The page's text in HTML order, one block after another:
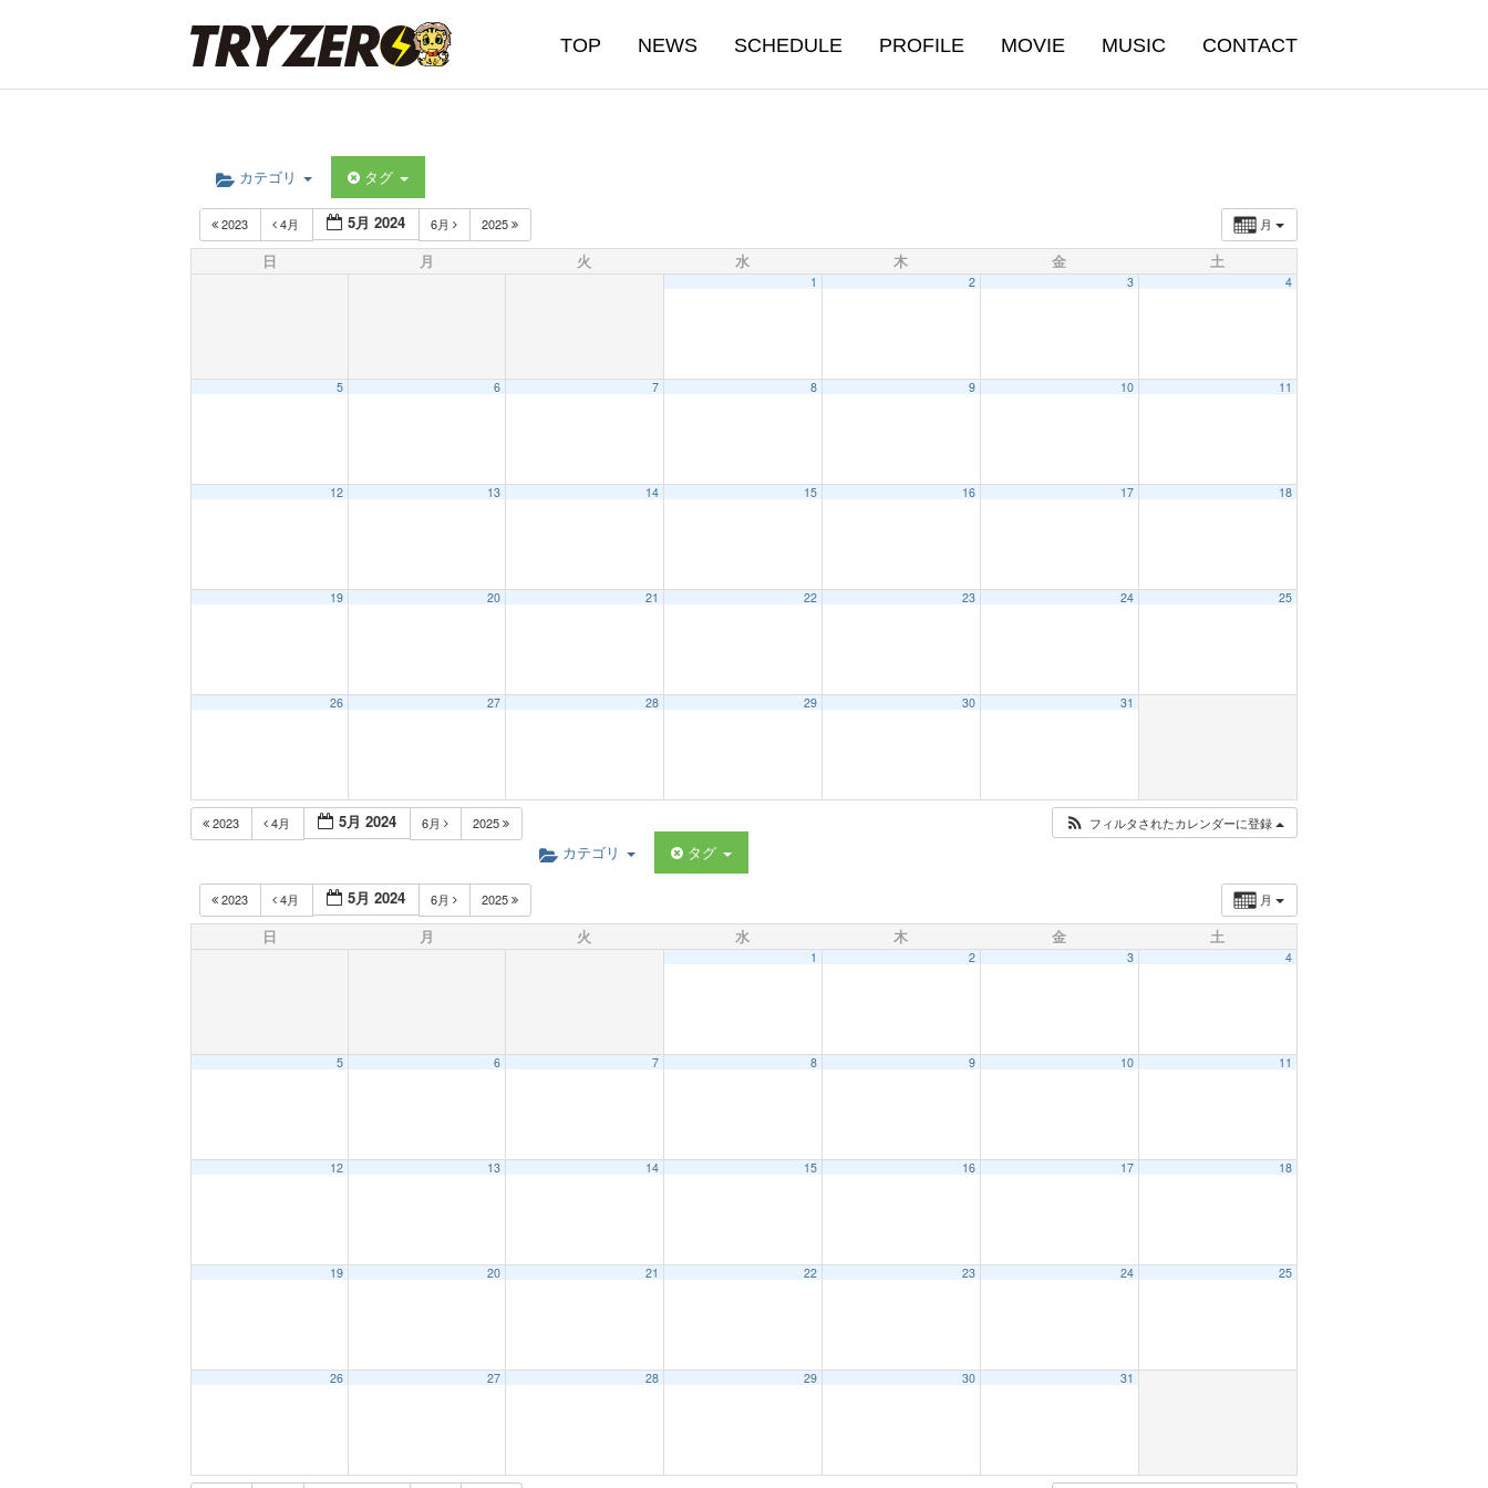
TOP NEWS SCHEDULE PROFILE MOVIE MUSIC CONTACT
カテゴリ タグ
月
2023 4月 5月 2024 6月 2025
日 月 火 水 木 金 土
1 2 3 4
5 6 7 8 9 10 11
12 13 14 15 16 17 18
19 20 21 22 23 24 25
26 27 28 29 30 31
2023 4月 5月 2024 6月 2025 フィルタされたカレンダーに登録
カテゴリ タグ
月
2023 4月 5月 2024 6月 2025
日 月 火 水 木 金 土
1 2 3 4
5 6 7 8 9 10 11
12 13 14 15 16 17 18
19 20 21 22 23 24 25
26 27 28 29 30 31